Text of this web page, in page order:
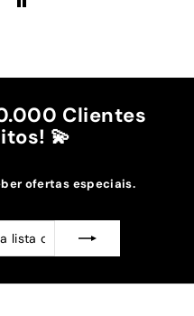
Clientes
💫
ofertas especiais.
Subscreva
a
Subscrever